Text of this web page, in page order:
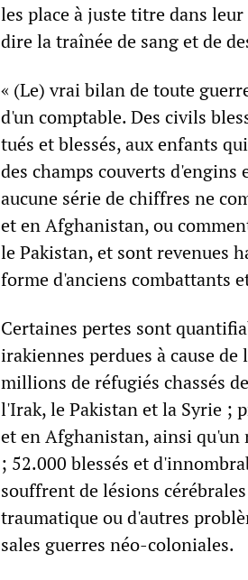
les place à juste titre dans
dire la traînée de sang et de
« (Le) vrai bilan de toute
d'un comptable. Des civils
tués et blessés, aux enfants
des champs couverts
aucune série de chiffres ne
et en Afghanistan, ou
le Pakistan, et sont revenues
forme d'anciens combattants
Certaines pertes sont
irakiennes perdues à cause
millions de réfugiés chassés
l'Irak, le Pakistan et la Syrie ;
et en Afghanistan, ainsi qu'un
; 52.000 blessés et
souffrent de lésions
traumatique ou d'autres
sales guerres néo-coloniales.